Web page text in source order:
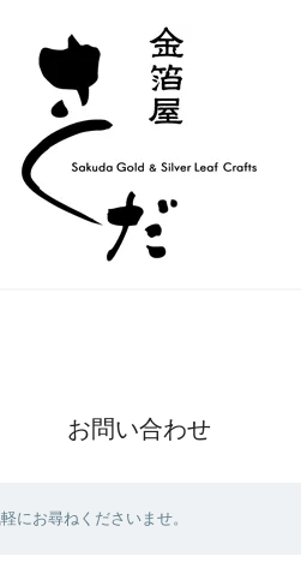
お問い合わせ
にお尋ねくださいませ。